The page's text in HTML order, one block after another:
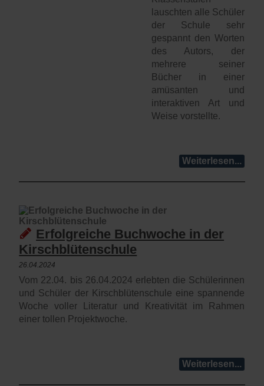
lauschten alle Schüler
der Schule sehr
gespannt den Worten
des Autors, der
mehrere seiner
Bücher in einer
amüsanten und
interaktiven Art und
Weise vorstellte.
Weiterlesen...
Erfolgreiche Buchwoche in der
Kirschblütenschule
26.04.2024
Vom 22.04. bis 26.04.2024 erlebten die Schülerinnen
und Schüler der Kirschblütenschule eine spannende
Woche voller Literatur und Kreativität im Rahmen
einer tollen Projektwoche.
Weiterlesen...